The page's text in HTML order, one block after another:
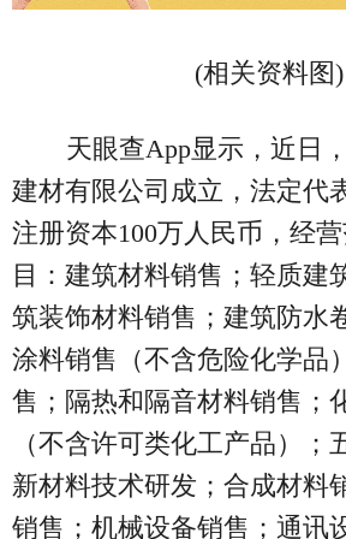
(相关资料图)
天眼查App显示，近日
建材有限公司成立，法定代
注册资本100万人民币，经
目：建筑材料销售；轻质建
筑装饰材料销售；建筑防水
涂料销售（不含危险化学品
售；隔热和隔音材料销售；
（不含许可类化工产品）；
新材料技术研发；合成材料
销售；机械设备销售；通讯